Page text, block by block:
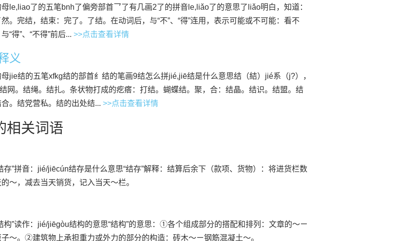
le,liao了的五笔bnh了偏旁部首乛了有几画2了的拼音le,liǎo了的意思了liǎo明白，知道：
。完结，结束：完了。了结。在动词后，与“不”、“得”连用，表示可能或不可能：看不
“得”、“不得”前后... >>点击查看详情
义
jie结的五笔xfkg结的部首纟结的笔画9结怎么拼jié,jiē结是什么意思结（結）jié系（j?），
网。结绳。结扎。条状物打成的疙瘩：打结。蝴蝶结。聚，合：结晶。结识。结盟。结
。结党营私。结的出处结... >>点击查看详情
相关词语
存”拼音：jié/jiēcún结存是什么意思“结存”解释：结算后余下（款项、货物）：将进货栏数
～，减去当天销货，记入当天～栏。
构”读作：jié/jiēgòu结构的意思“结构”的意思：①各个组成部分的搭配和排列：文章的～ㄧ
～。②建筑物上承担重力或外力的部分的构造：砖木～ㄧ钢筋混凝土～。